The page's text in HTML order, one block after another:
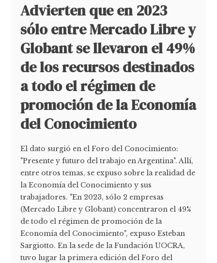
Advierten que en 2023
sólo entre Mercado Libre y
Globant se llevaron el 49%
de los recursos destinados
a todo el régimen de
promoción de la Economía
del Conocimiento
El dato surgió en el Foro del Conocimiento:
"Presente y futuro del trabajo en Argentina". Allí,
entre otros temas, se expuso sobre la realidad de
la Economía del Conocimiento y sus
trabajadores. "En 2023, sólo 2 empresas
(Mercado Libre y Globant) concentraron el 49%
de todo el régimen de promoción de la
Economía del Conocimiento", expuso Esteban
Sargiotto. En la sede de la Fundación UOCRA,
tuvo lugar la primera edición del Foro del